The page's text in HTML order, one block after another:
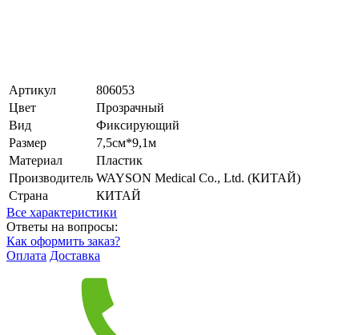
Артикул
806053
Цвет
Прозрачный
Вид
Фиксирующий
Размер
7,5см*9,1м
Материал
Пластик
Производитель WAYSON Medical Co., Ltd. (КИТАЙ)
Страна
КИТАЙ
Все характеристики
Ответы на вопросы:
Как оформить заказ?
Оплата Доставка